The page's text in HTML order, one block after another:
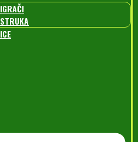
IGRAČI
STRUKA